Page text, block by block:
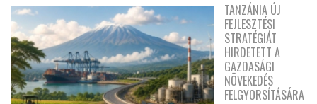
TANZÁNIA ÚJ
FEJLESZTÉSI
STRATÉGIÁT
HIRDETETT A
GAZDASÁGI
NÖVEKEDÉS
FELGYORSÍTÁSÁRA